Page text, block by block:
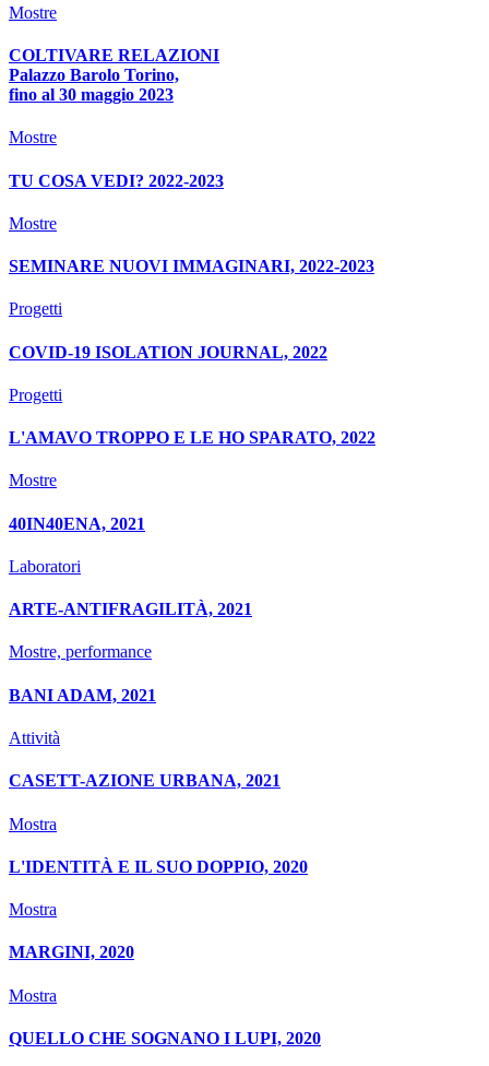
Mostre
COLTIVARE RELAZIONI
Palazzo Barolo Torino,
fino al 30 maggio 2023
Mostre
TU COSA VEDI? 2022-2023
Mostre
SEMINARE NUOVI IMMAGINARI, 2022-2023
Progetti
COVID-19 ISOLATION JOURNAL, 2022
Progetti
L'AMAVO TROPPO E LE HO SPARATO, 2022
Mostre
40IN40ENA, 2021
Laboratori
ARTE-ANTIFRAGILITÀ, 2021
Mostre, performance
BANI ADAM, 2021
Attività
CASETT-AZIONE URBANA, 2021
Mostra
L'IDENTITÀ E IL SUO DOPPIO, 2020
Mostra
MARGINI, 2020
Mostra
QUELLO CHE SOGNANO I LUPI, 2020